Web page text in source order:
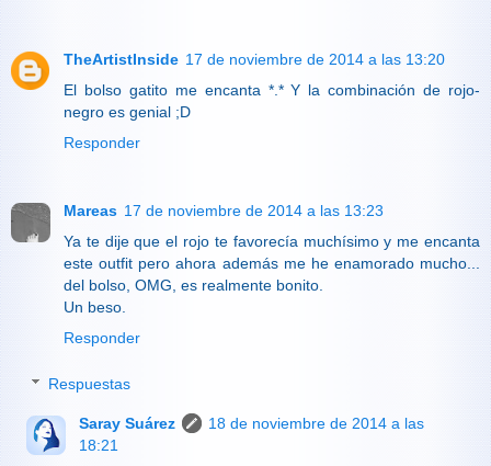
TheArtistInside 17 de noviembre de 2014 a las 13:20
El bolso gatito me encanta *.* Y la combinación de rojo-
negro es genial ;D
Responder
Mareas 17 de noviembre de 2014 a las 13:23
Ya te dije que el rojo te favorecía muchísimo y me encanta
este outfit pero ahora además me he enamorado mucho...
del bolso, OMG, es realmente bonito.
Un beso.
Responder
Respuestas
Saray Suárez
18 de noviembre de 2014 a las
18:21